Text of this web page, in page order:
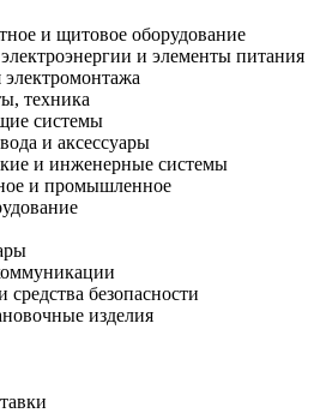
и щитовое оборудование
и элементы питания
техника
системы
и аксессуары
и инженерные системы
и промышленное
средства безопасности
изделия